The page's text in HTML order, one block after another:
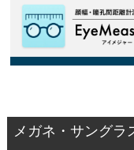
メガネ・サングラ